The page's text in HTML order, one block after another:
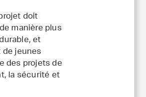
doit
manière plus
et
jeunes
des projets de
la sécurité et